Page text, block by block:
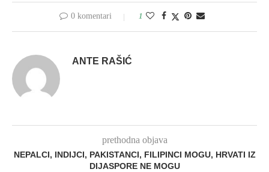
0 komentari 1
ANTE RAŠIĆ
prethodna objava
NEPALCI, INDIJCI, PAKISTANCI, FILIPINCI MOGU, HRVATI IZ
DIJASPORE NE MOGU